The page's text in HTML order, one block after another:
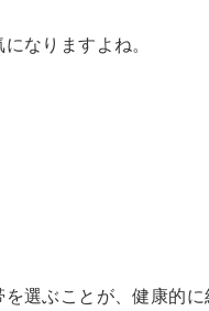
なりますよね。
選ぶことが、健康的